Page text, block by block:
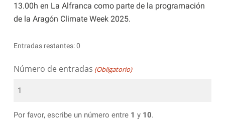
13.00h en La Alfranca como parte de la programación
de la Aragón Climate Week 2025.
Entradas restantes: 0
Número de entradas (Obligatorio)
Por favor, escribe un número entre 1 y 10.